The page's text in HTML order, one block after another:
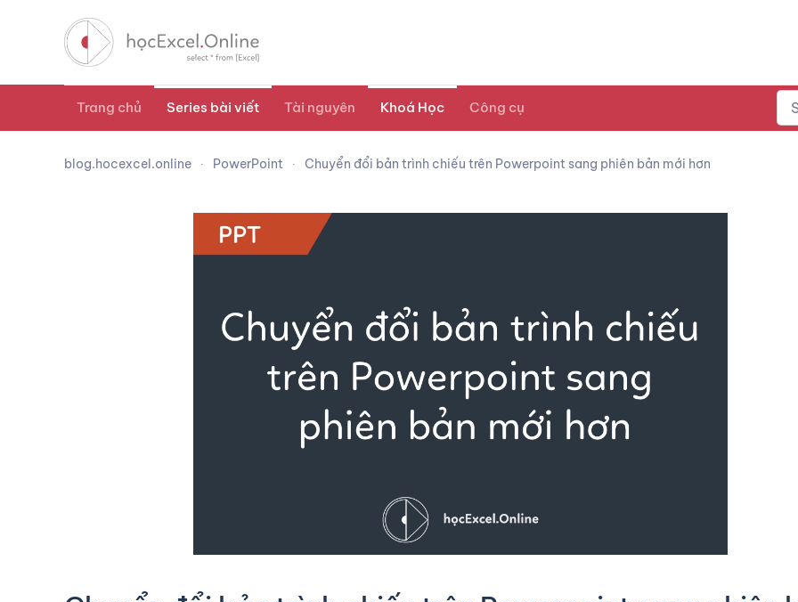
Trang chủ Series bài viết Tài nguyên Khoá Học Công cụ
blog.hocexcel.online PowerPoint Chuyển đổi bản trình chiếu trên Powerpoint sang phiên bản mới hơn